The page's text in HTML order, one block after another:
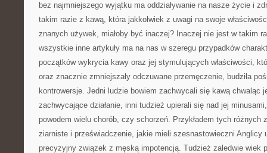
bez najmniejszego wyjątku ma oddziaływanie na nasze życie i
takim razie z kawą, która jakkolwiek z uwagi na swoje
znanych używek, miałoby być inaczej? Inaczej nie jest w takim
wszystkie inne artykuły ma na nas w szeregu przypadków
początków wykrycia kawy oraz jej stymulujących właściwości,
oraz znacznie zmniejszały odczuwane przemęczenie, budziła
kontrowersje. Jedni ludzie bowiem zachwycali się kawą chwaląc
zachwycające działanie, inni tudzież upierali się nad jej
powodem wielu chorób, czy schorzeń. Przykładem tych różnych
ziarniste i przeświadczenie, jakie mieli szesnastowieczni Anglicy
precyzyjny związek z męską impotencją. Tudzież zaledwie wiek